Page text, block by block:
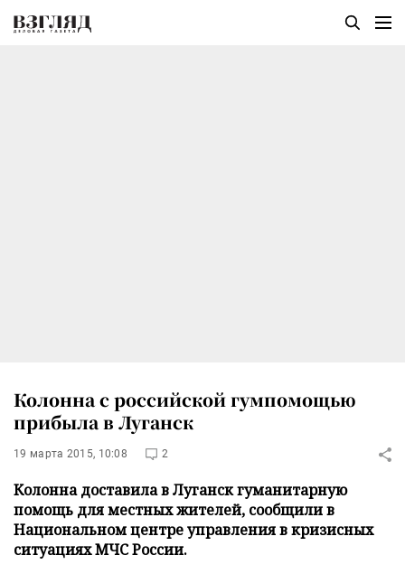
Колонна с российской гумпомощью
прибыла в Луганск
19 марта 2015, 10:08 2
Колонна доставила в Луганск гуманитарную
помощь для местных жителей, сообщили в
Национальном центре управления в кризисных
ситуациях МЧС России.